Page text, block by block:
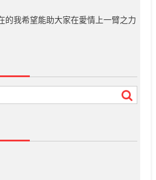
的我希望能助大家在愛情上一臂之力